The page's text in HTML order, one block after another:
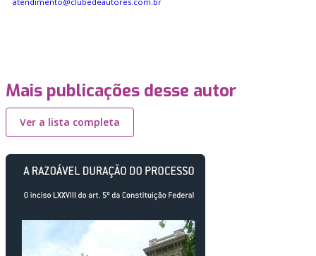
Mais publicações desse autor
Ver a lista completa